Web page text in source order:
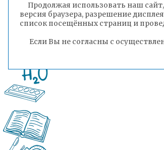
Продолжая использовать наш
версия браузера, разрешение
список посещённых страниц и
Если Вы не согласны с